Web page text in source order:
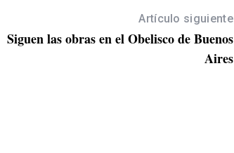
Artículo siguiente
Siguen las obras en el Obelisco de Buenos
Aires